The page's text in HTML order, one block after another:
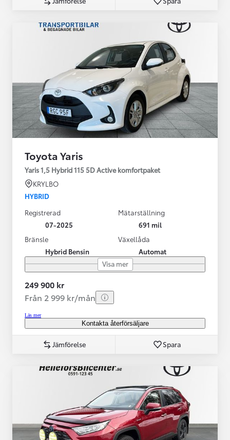
Toyota Yaris
Yaris 1,5 Hybrid 115 5D Active komfortpaket
KRYLBO
HYBRID
Registrerad
07-2025
Mätarställning
691 mil
Bränsle
Hybrid Bensin
Växellåda
Automat
Visa mer
249 900 kr
Från 2 999 kr/mån
Läs mer
Kontakta återförsäljare
Jämförelse Spara